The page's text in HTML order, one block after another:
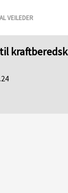
VEILEDER